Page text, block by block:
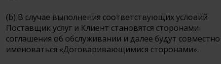
(b) В случае выполнения соответствующих условий
Поставщик услуг и Клиент становятся сторонами
соглашения об обслуживании и далее будут совместно
именоваться «Договаривающимися сторонами».